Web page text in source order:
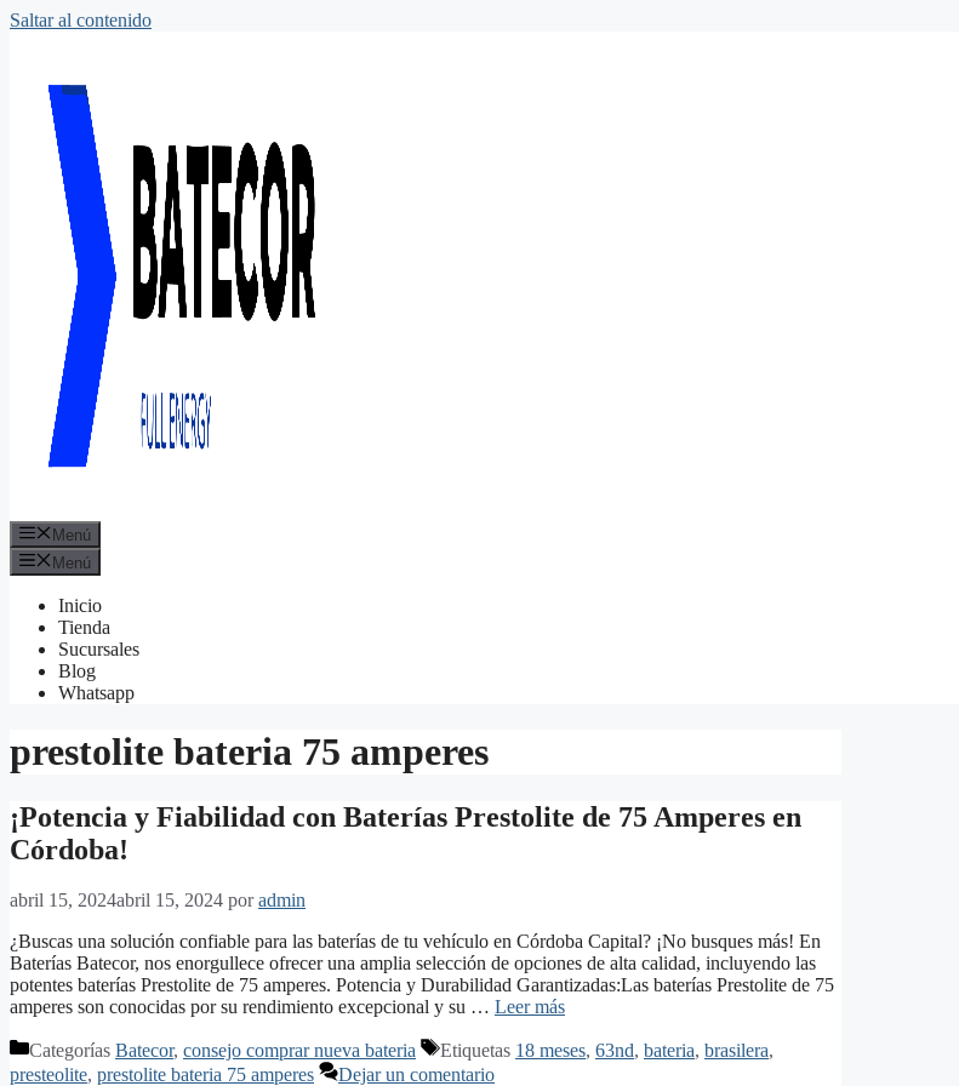
Saltar al contenido
Menú
Menú
Inicio
Tienda
Sucursales
Blog
Whatsapp
prestolite bateria 75 amperes
¡Potencia y Fiabilidad con Baterías Prestolite de 75 Amperes en
Córdoba!
abril 15, 2024abril 15, 2024 poradmin
¿Buscas una solución confiable para las baterías de tu vehículo en Córdoba Capital? ¡No busques más! En
Baterías Batecor, nos enorgullece ofrecer una amplia selección de opciones de alta calidad, incluyendo las
potentes baterías Prestolite de 75 amperes. Potencia y Durabilidad Garantizadas:Las baterías Prestolite de 75
amperes son conocidas por su rendimiento excepcional y su … Leer más
Categorías Batecor, consejo comprar nueva bateria Etiquetas 18 meses, 63nd, bateria, brasilera,
presteolite, prestolite bateria 75 amperes Dejar un comentario